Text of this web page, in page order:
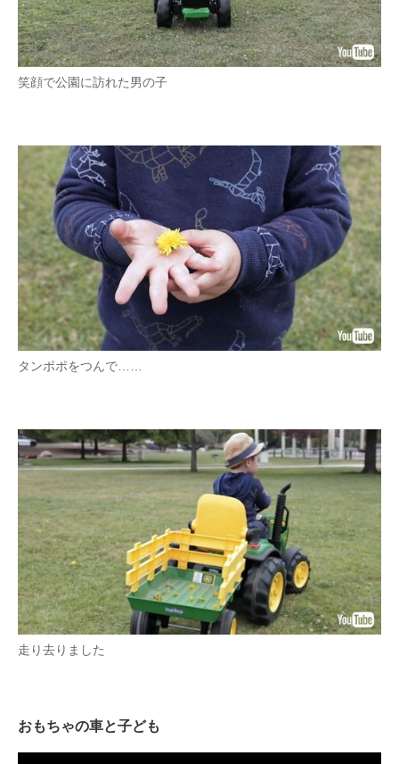
モノづくり技術者専門サイト
エレクトロニクス専門サイト
電子設計の基本と応用
建設×テクノロジーの最前線
ちょっと気になるネットの話題
笑顔で公園に訪れた男の子
タンポポをつんで……
走り去りました
おもちゃの車と子ども